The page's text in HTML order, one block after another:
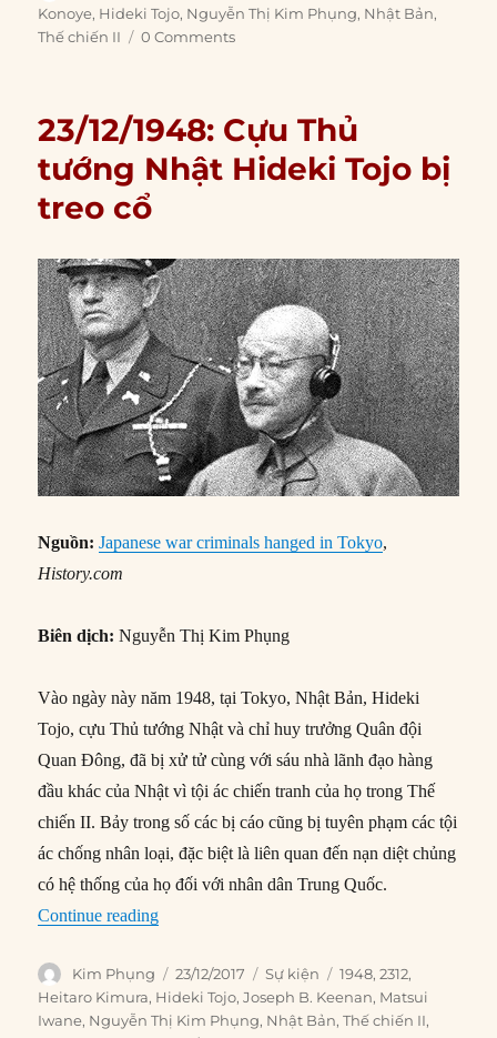
on
Konoye, Hideki Tojo, Nguyễn Thị Kim Phụng, Nhật Bản,
Thế chiến II
0 Comments
23/12/1948: Cựu Thủ
tướng Nhật Hideki Tojo bị
treo cổ
Nguồn: Japanese war criminals hanged in Tokyo,
History.com
Biên dịch: Nguyễn Thị Kim Phụng
Vào ngày này năm 1948, tại Tokyo, Nhật Bản, Hideki
Tojo, cựu Thủ tướng Nhật và chỉ huy trưởng Quân đội
Quan Đông, đã bị xử tử cùng với sáu nhà lãnh đạo hàng
đầu khác của Nhật vì tội ác chiến tranh của họ trong Thế
chiến II. Bảy trong số các bị cáo cũng bị tuyên phạm các tội
ác chống nhân loại, đặc biệt là liên quan đến nạn diệt chủng
có hệ thống của họ đối với nhân dân Trung Quốc.
Continue reading“23/12/1948: Cựu Thủ tướng Nhật Hideki Tojo
Author
Kim Phụng
Posted
on
23/12/2017 Categories
Sự kiện Tags
1948,2312,
Heitaro Kimura, Hideki Tojo,Joseph B. Keenan, Matsui
Iwane, Nguyễn Thị Kim Phụng, Nhật Bản,Thế chiến II,